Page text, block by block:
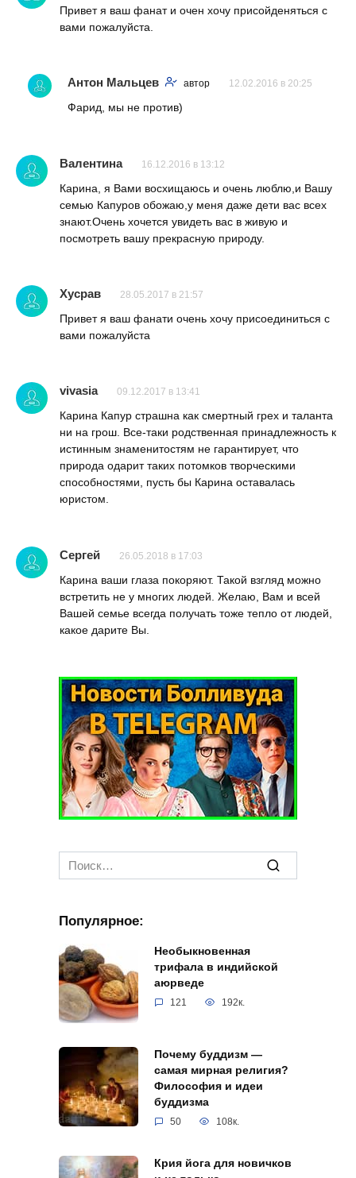
Привет я ваш фанат и очен хочу присойденяться с
вами пожалуйста.
Антон Мальцев автор 12.02.2016 в 20:25
Фарид, мы не против)
Валентина 16.12.2016 в 13:12
Карина, я Вами восхищаюсь и очень люблю,и Вашу
семью Капуров обожаю,у меня даже дети вас всех
знают.Очень хочется увидеть вас в живую и
посмотреть вашу прекрасную природу.
Хусрав 28.05.2017 в 21:57
Привет я ваш фанати очень хочу присоединиться с
вами пожалуйста
vivasia 09.12.2017 в 13:41
Карина Капур страшна как смертный грех и таланта
ни на грош. Все-таки родственная принадлежность к
истинным знаменитостям не гарантирует, что
природа одарит таких потомков творческими
способностями, пусть бы Карина оставалась
юристом.
Сергей 26.05.2018 в 17:03
Карина ваши глаза покоряют. Такой взгляд можно
встретить не у многих людей. Желаю, Вам и всей
Вашей семье всегда получать тоже тепло от людей,
какое дарите Вы.
Search
for:
Популярное:
Необыкновенная
трифала в индийской
аюрведе
121 192к.
Почему буддизм —
самая мирная религия?
Философия и идеи
буддизма
50 108к.
Крия йога для новичков